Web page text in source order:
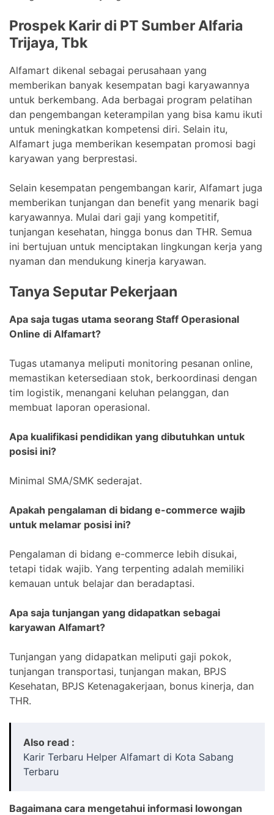
Prospek Karir di PT Sumber Alfaria
Trijaya, Tbk
Alfamart dikenal sebagai perusahaan yang
memberikan banyak kesempatan bagi karyawannya
untuk berkembang. Ada berbagai program pelatihan
dan pengembangan keterampilan yang bisa kamu ikuti
untuk meningkatkan kompetensi diri. Selain itu,
Alfamart juga memberikan kesempatan promosi bagi
karyawan yang berprestasi.
Selain kesempatan pengembangan karir, Alfamart juga
memberikan tunjangan dan benefit yang menarik bagi
karyawannya. Mulai dari gaji yang kompetitif,
tunjangan kesehatan, hingga bonus dan THR. Semua
ini bertujuan untuk menciptakan lingkungan kerja yang
nyaman dan mendukung kinerja karyawan.
Tanya Seputar Pekerjaan
Apa saja tugas utama seorang Staff Operasional
Online di Alfamart?
Tugas utamanya meliputi monitoring pesanan online,
memastikan ketersediaan stok, berkoordinasi dengan
tim logistik, menangani keluhan pelanggan, dan
membuat laporan operasional.
Apa kualifikasi pendidikan yang dibutuhkan untuk
posisi ini?
Minimal SMA/SMK sederajat.
Apakah pengalaman di bidang e-commerce wajib
untuk melamar posisi ini?
Pengalaman di bidang e-commerce lebih disukai,
tetapi tidak wajib. Yang terpenting adalah memiliki
kemauan untuk belajar dan beradaptasi.
Apa saja tunjangan yang didapatkan sebagai
karyawan Alfamart?
Tunjangan yang didapatkan meliputi gaji pokok,
tunjangan transportasi, tunjangan makan, BPJS
Kesehatan, BPJS Ketenagakerjaan, bonus kinerja, dan
THR.
Also read :
Karir Terbaru Helper Alfamart di Kota Sabang
Terbaru
Bagaimana cara mengetahui informasi lowongan